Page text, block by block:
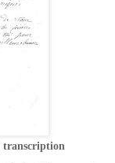
transcription